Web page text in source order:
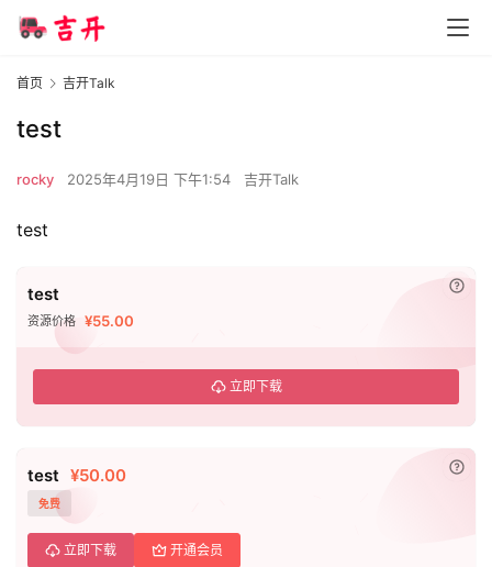
首页 吉开Talk
test
rocky 2025年4月19日 下午1:54 吉开Talk
test
test
资源价格 ¥55.00
立即下载
test ¥50.00
免费
立即下载 开通会员